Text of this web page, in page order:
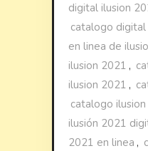
digital ilusion
catalogo
en linea de
ilusion 2021 ,
ilusion 2021 ,
catalogo
ilusión 2021
2021 en linea ,